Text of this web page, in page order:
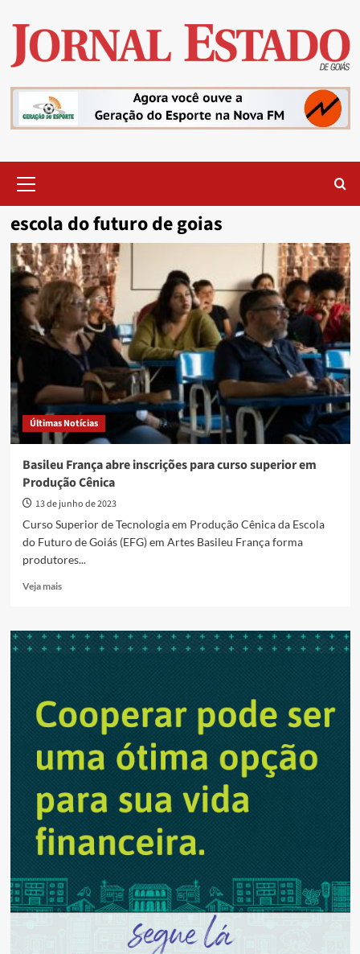
content
Menu
escola do futuro de goias
Últimas Notícias
Basileu França abre inscrições para curso superior em
Produção Cênica
13 de junho de 2023
Curso Superior de Tecnologia em Produção Cênica da Escola
do Futuro de Goiás (EFG) em Artes Basileu França forma
produtores...
Veja maisRead
Basileu
França
curso
superior
Produção
Cênica